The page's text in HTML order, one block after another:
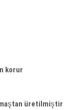
korur
üretilmiştir